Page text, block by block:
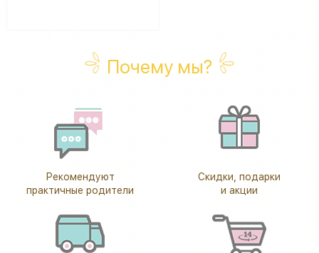
Почему мы?
Рекомендуют
практичные родители
Скидки, подарки
и акции